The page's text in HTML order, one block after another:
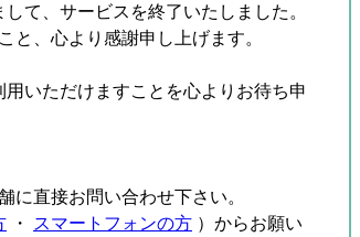
て、サービスを終了いたしました。
と、心より感謝申し上げます。
用いただけますことを心よりお待ち申
に直接お問い合わせ下さい。
・ スマートフォンの方 ）からお願い